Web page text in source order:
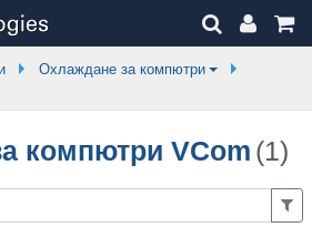
Охлаждане за компютри
компютри VCom (1)